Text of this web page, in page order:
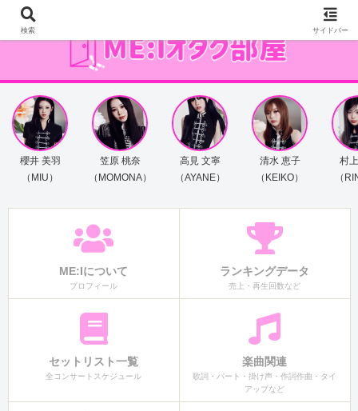
櫻井 美羽
（MIU）
笠原 桃奈
（MOMONA）
高見 文寧
（AYANE）
清水 恵子
（KEIKO）
村
（
ME:Iについて
プロフィール
ランキングデータ
売上・再生回数など
セットリスト一覧
全コンサートスケジュール
楽曲関連
歌詞・パート・掛け声・作詞作曲・タイ
アップなど
検索 サイドバー